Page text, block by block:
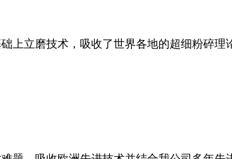
上立磨技术，吸收了世界各地的超细粉碎